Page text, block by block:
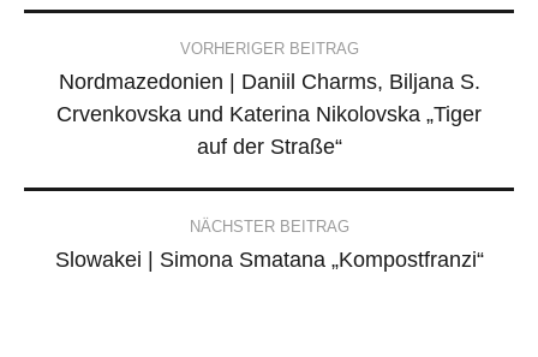
navigation
VORHERIGER BEITRAG
Nordmazedonien | Daniil Charms, Biljana S.
Crvenkovska und Katerina Nikolovska „Tiger
auf der Straße“
NÄCHSTER BEITRAG
Slowakei | Simona Smatana „Kompostfranzi“